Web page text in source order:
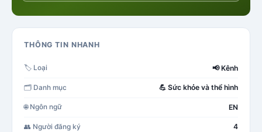
THÔNG TIN NHANH
🏷️ Loại 📢 Kênh
🗂️ Danh mục 💪 Sức khỏe và thể hình
🌐Ngôn ngữ EN
👥 Người đăng ký 4